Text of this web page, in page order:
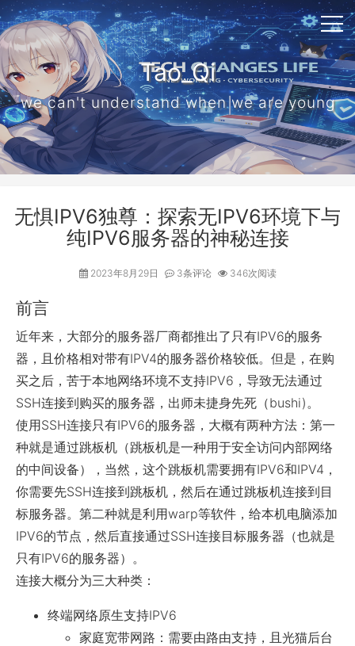
Tao_Qi
we can't understand when we are young
无惧IPV6独尊：探索无IPV6环境下与
纯IPV6服务器的神秘连接
2023年8月29日 3条评论 346次阅读
前言
近年来，大部分的服务器厂商都推出了只有IPV6的服务
器，且价格相对带有IPV4的服务器价格较低。但是，在购
买之后，苦于本地网络环境不支持IPV6，导致无法通过
SSH连接到购买的服务器，出师未捷身先死（bushi)。
使用SSH连接只有IPV6的服务器，大概有两种方法：第一
种就是通过跳板机（跳板机是一种用于安全访问内部网络
的中间设备），当然，这个跳板机需要拥有IPV6和IPV4，
你需要先SSH连接到跳板机，然后在通过跳板机连接到目
标服务器。第二种就是利用warp等软件，给本机电脑添加
IPV6的节点，然后直接通过SSH连接目标服务器（也就是
只有IPV6的服务器）。
连接大概分为三大种类：
终端网络原生支持IPV6
家庭宽带网路：需要由路由支持，且光猫后台